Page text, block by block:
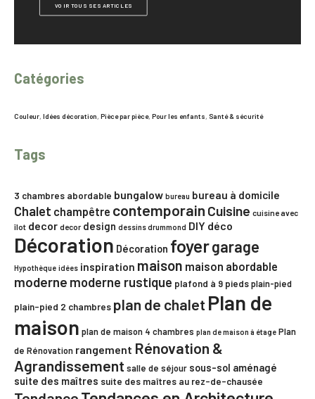
VOIR TOUS SES ARTICLES
Catégories
Couleur, Idées décoration, Pièce par pièce, Pour les enfants, Santé & sécurité
Tags
3 chambres abordable bungalow bureau bureau à domicile
Chalet champêtre contemporain Cuisine cuisine avec
îlot decor decor design dessins drummond DIY déco
Décoration Décoration foyergarage
Hypothèque idées inspiration maison maison abordable
moderne moderne rustique plafond à 9 piedsplain-pied
plain-pied 2 chambres plan de chalet Plan de
maison plan de maison 4 chambres plan de maison à étage Plan
de Rénovation rangement Rénovation &
Agrandissement salle de séjour sous-sol aménagé
suite des maîtres suite des maîtres au rez-de-chausée